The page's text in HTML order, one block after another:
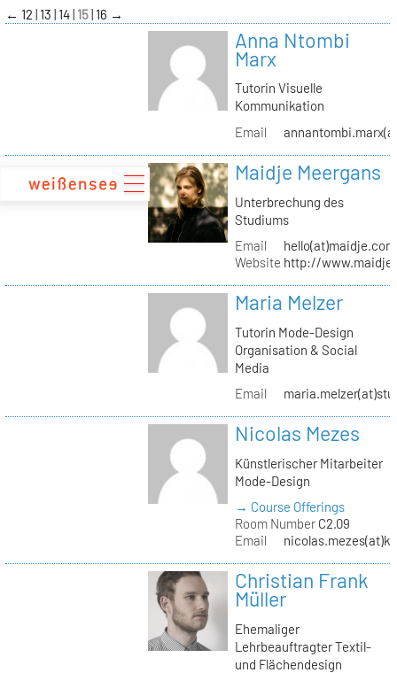
zum
Inhalt
← 12 13 14 15 16 →
Anna Ntombi
Marx
Tutorin Visuelle
Kommunikation
Email
Maidje Meergans
Unterbrechung des
Studiums
Email
hello(at)maidje.com
Website http://
Maria Melzer
Tutorin Mode-Design
Organisation & Social
Media
Email
Nicolas Mezes
Künstlerischer Mitarbeiter
Mode-Design
→ Course Offerings
Room NumberC2.09
Email
Christian Frank
Müller
Ehemaliger
Lehrbeauftragter Textil-
und Flächendesign